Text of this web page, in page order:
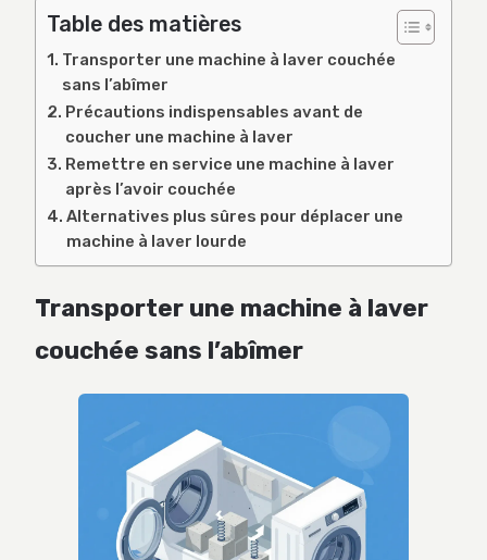
Table des matières
Transporter une machine à laver couchée
sans l’abîmer
Précautions indispensables avant de
coucher une machine à laver
Remettre en service une machine à laver
après l’avoir couchée
Alternatives plus sûres pour déplacer une
machine à laver lourde
Transporter une machine à laver
couchée sans l’abîmer